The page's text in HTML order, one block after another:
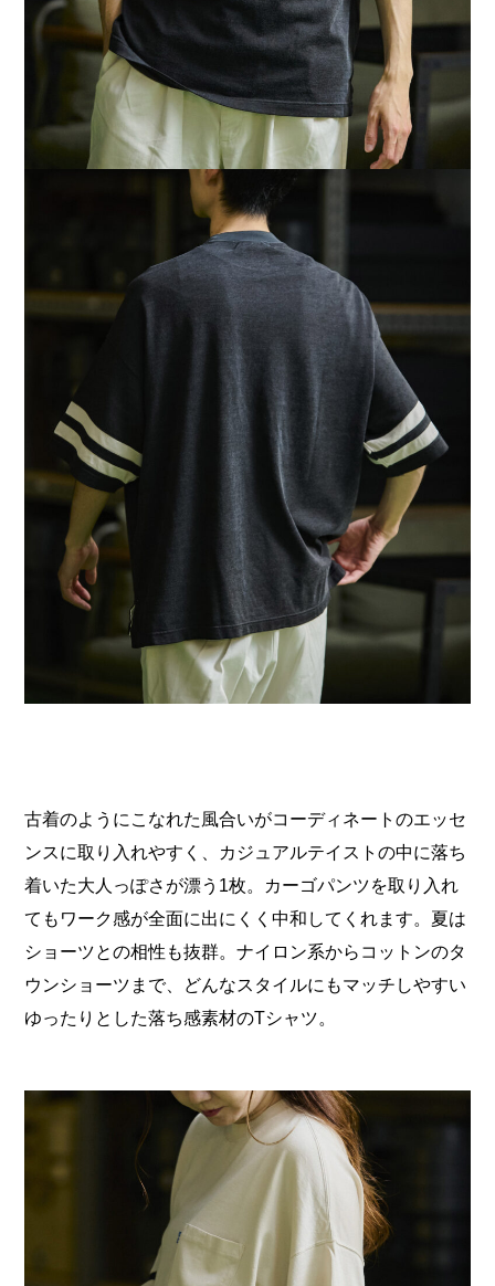
古着のようにこなれた風合いがコーディネートのエッセ
ンスに取り入れやすく、カジュアルテイストの中に落ち
着いた大人っぽさが漂う1枚。カーゴパンツを取り入れ
てもワーク感が全面に出にくく中和してくれます。夏は
ショーツとの相性も抜群。ナイロン系からコットンのタ
ウンショーツまで、どんなスタイルにもマッチしやすい
ゆったりとした落ち感素材のTシャツ。